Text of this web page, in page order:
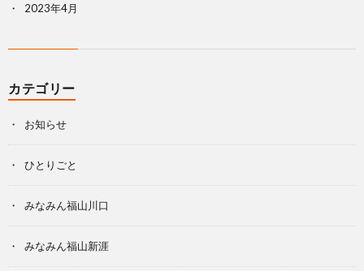
2023年4月
カテゴリー
お知らせ
ひとりごと
みなみん福山川口
みなみん福山新涯